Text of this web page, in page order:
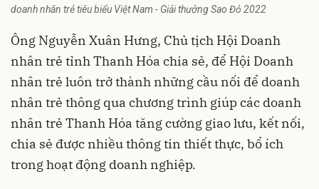
doanh nhân trẻ tiêu biểu Việt Nam - Giải thưởng Sao Đỏ 2022
Ông Nguyễn Xuân Hưng, Chủ tịch Hội Doanh
nhân trẻ tỉnh Thanh Hóa chia sẻ, để Hội Doanh
nhân trẻ luôn trở thành những cầu nối để doanh
nhân trẻ thông qua chương trình giúp các doanh
nhân trẻ Thanh Hóa tăng cường giao lưu, kết nối,
chia sẻ được nhiều thông tin thiết thực, bổ ích
trong hoạt động doanh nghiệp.